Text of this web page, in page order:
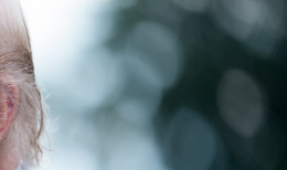
и Face
будет
«Нова»
Рекомендуем
Опыт
природе,
с
состоянием
антихрупких